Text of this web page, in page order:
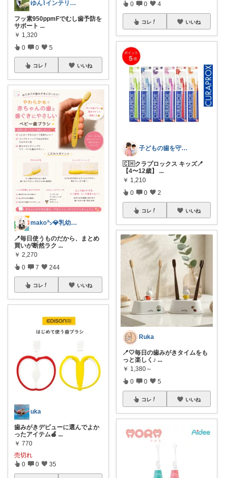
ゆん⌇インテリアと生活雑貨がメイン🧸
フッ素950ppmFでむし歯予防を
サポート ...
￥ 1,320
0 0 5
コレ いいね
mako㌧💎乳幼児育児グッズ、雑貨、食
🪥毎日使うものだから、まとめ
買いが断然ラク ...
￥ 2,270
0 7 244
コレ いいね
uka
歯みがきデビューに選んでよか
ったアイテム🍎 ...
￥ 770
売切れ
0 0 35
0 0 4
コレ いいね
子どもの歯を守る現役歯科衛生士ママ🦷
🇨🇭クラプロックス キッズ🪥
【4〜12歳】
...
￥ 1,210
0 0 2
コレ いいね
Ruka
🪥🤍毎日の歯みがきタイムをも
っと楽しく♪ ...
￥ 1,380～
0 0 5
コレ いいね